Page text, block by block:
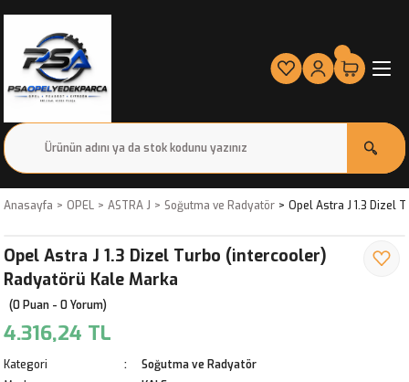
Anasayfa OPEL ASTRA J Soğutma ve Radyatör Opel Astra J 1.3 Dizel
Opel Astra J 1.3 Dizel Turbo (intercooler)
Radyatörü Kale Marka
(0 Puan - 0 Yorum)
4.316,24 TL
Kategori
Soğutma ve Radyatör